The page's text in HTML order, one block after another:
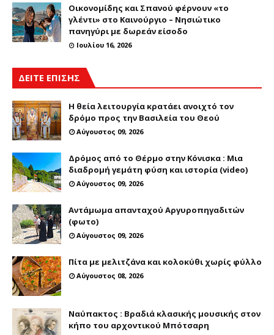
Οικονομίδης και Σπανού φέρνουν «το
γλέντι» στο Καινούργιο – Νησιώτικο
πανηγύρι με δωρεάν είσοδο
Ιουλίου 16, 2026
ΔΕΙΤΕ ΕΠΙΣΗΣ
Η θεία λειτουργία κρατάει ανοιχτό τον
δρόμο προς την Βασιλεία του Θεού
Αύγουστος 09, 2026
Δρόμος από το Θέρμο στην Κόνισκα : Μια
διαδρομή γεμάτη φύση και ιστορία (video)
Αύγουστος 09, 2026
Αντάμωμα απανταχού Αργυροπηγαδιτών
(φωτο)
Αύγουστος 09, 2026
Πίτα με μελιτζάνα και κολοκύθι χωρίς φύλλο
Αύγουστος 08, 2026
Ναύπακτος : Βραδιά κλασικής μουσικής στον
κήπο του αρχοντικού Μπότσαρη